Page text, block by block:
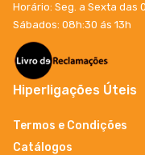
Horário: Seg. a Sexta das
Sábados: 08h:30 ás 13h
Hiperligações Úteis
Termos e Condições
Catálogos